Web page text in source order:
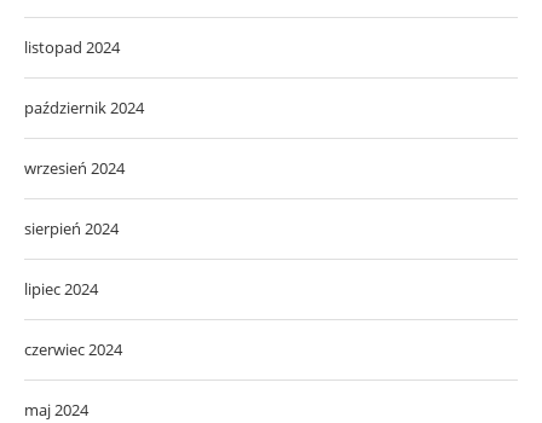
listopad 2024
październik 2024
wrzesień 2024
sierpień 2024
lipiec 2024
czerwiec 2024
maj 2024